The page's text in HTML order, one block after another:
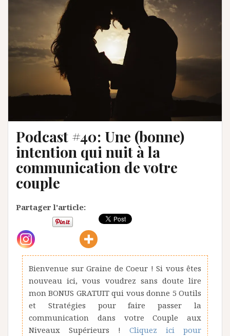
Podcast #40: Une (bonne)
intention qui nuit à la
communication de votre
couple
Partager l'article:
Bienvenue sur Graine de Coeur ! Si vous êtes
nouveau ici, vous voudrez sans doute lire
mon BONUS GRATUIT qui vous donne 5 Outils
et Stratégies pour faire passer la
communication dans votre Couple aux
Niveaux Supérieurs ! Cliquez ici pour